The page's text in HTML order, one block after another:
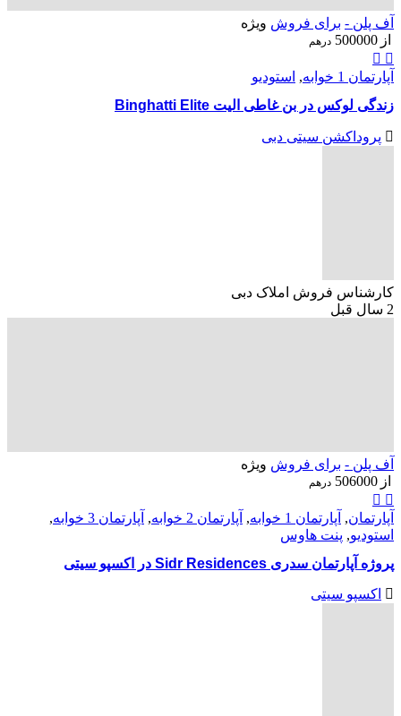
آف پلن - برای فروش ویژه
از 500000 درهم
آپارتمان 1 خوابه , استودیو
زندگی لوکس در بن غاطی الیت Binghatti Elite
پروداکشن سیتی دبی
کارشناس فروش املاک دبی
2 سال قبل
آف پلن - برای فروش ویژه
از 506000 درهم
آپارتمان, آپارتمان 1 خوابه , آپارتمان 2 خوابه , آپارتمان 3 خوابه
,
استودیو, پنت هاوس
پروژه آپارتمان سدری Sidr Residences در اکسپو سیتی
اکسپو سیتی